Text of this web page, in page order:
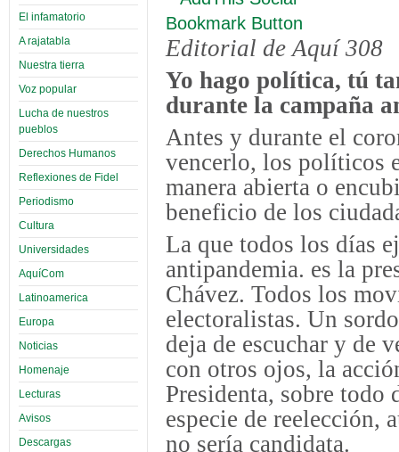
El infamatorio
A rajatabla
Nuestra tierra
Voz popular
Lucha de nuestros
pueblos
Derechos Humanos
Reflexiones de Fidel
Periodismo
Cultura
Universidades
AquíCom
Latinoamerica
Europa
Noticias
Homenaje
Lecturas
Avisos
Descargas
Editorial de Aquí 308
Yo hago política, tú
durante la campaña
Antes y durante el
vencerlo, los políticos
manera abierta o
beneficio de los
La que todos los días
antipandemia. es la
Chávez. Todos los
electoralistas. Un
deja de escuchar y de
con otros ojos, la
Presidenta, sobre todo
especie de reelección,
no sería candidata.